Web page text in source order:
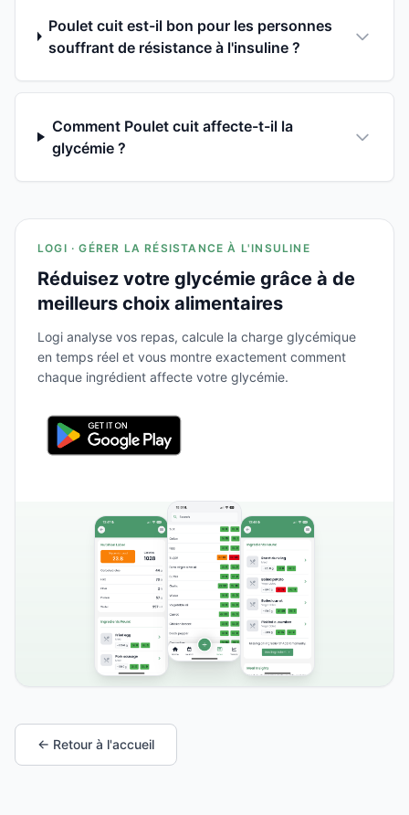
Poulet cuit est-il bon pour les personnes
souffrant de résistance à l'insuline ?
Comment Poulet cuit affecte-t-il la
glycémie ?
LOGI · GÉRER LA RÉSISTANCE À L'INSULINE
Réduisez votre glycémie grâce à de
meilleurs choix alimentaires
Logi analyse vos repas, calcule la charge glycémique
en temps réel et vous montre exactement comment
chaque ingrédient affecte votre glycémie.
← Retour à l'accueil